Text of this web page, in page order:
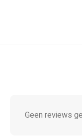
Geen reviews